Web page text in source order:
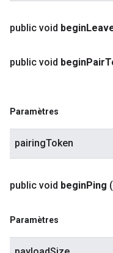
public void begin
public void beginPair
Paramètres
pairingToken
public void beginPing
Paramètres